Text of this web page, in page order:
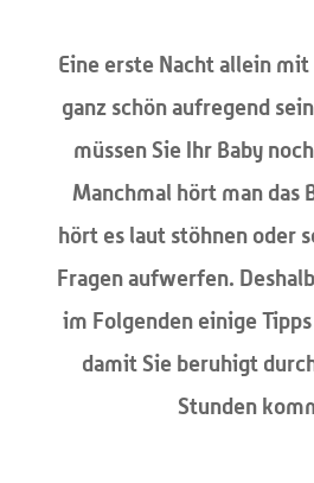
Eine erste Nacht allein
ganz schön aufregend
müssen Sie Ihr Baby
Manchmal hört man das
hört es laut stöhnen oder
Fragen aufwerfen.
im Folgenden einige
damit Sie beruhigt
Stunden